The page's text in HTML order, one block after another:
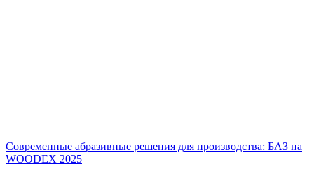
Современные абразивные решения для производства: БАЗ на
WOODEX 2025